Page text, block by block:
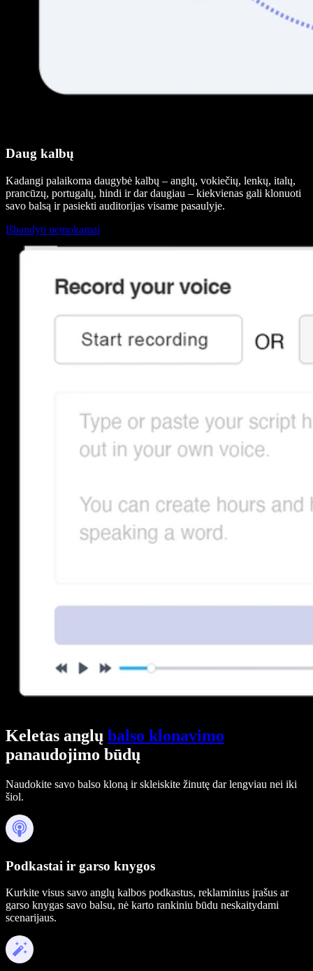
Daug kalbų
Kadangi palaikoma daugybė kalbų – anglų, vokiečių, lenkų, italų,
prancūzų, portugalų, hindi ir dar daugiau – kiekvienas gali klonuoti
savo balsą ir pasiekti auditorijas visame pasaulyje.
Išbandyti nemokamai
Keletas anglų balso klonavimo
panaudojimo būdų
Naudokite savo balso kloną ir skleiskite žinutę dar lengviau nei iki
šiol.
Podkastai ir garso knygos
Kurkite visus savo anglų kalbos podkastus, reklaminius įrašus ar
garso knygas savo balsu, nė karto rankiniu būdu neskaitydami
scenarijaus.